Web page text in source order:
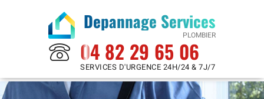
Depannage Services
PLOMBIER
04 82 29 65 06
SERVICES D'URGENCE 24H/24 & 7J/7